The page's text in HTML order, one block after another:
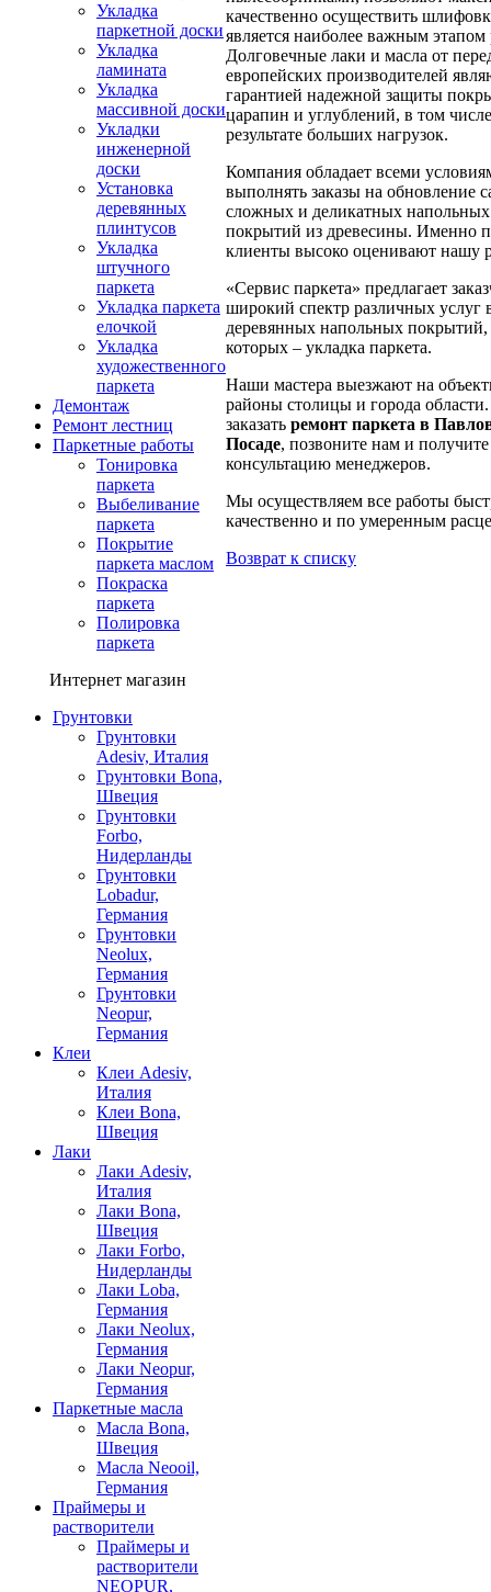
Укладка
паркетной доски
Укладка
ламината
Укладка
массивной доски
Укладки
инженерной
доски
Установка
деревянных
плинтусов
Укладка
штучного
паркета
Укладка паркета
елочкой
Укладка
художественного
паркета
Демонтаж
Ремонт лестниц
Паркетные работы
Тонировка
паркета
Выбеливание
паркета
Покрытие
паркета маслом
Покраска
паркета
Полировка
паркета
Интернет магазин
Грунтовки
Грунтовки
Adesiv, Италия
Грунтовки Bona,
Швеция
Грунтовки
Forbo,
Нидерланды
Грунтовки
Lobadur,
Германия
Грунтовки
Neolux,
Германия
Грунтовки
Neopur,
Германия
Клеи
Клеи Adesiv,
Италия
Клеи Bona,
Швеция
Лаки
Лаки Adesiv,
Италия
Лаки Bona,
Швеция
Лаки Forbo,
Нидерланды
Лаки Loba,
Германия
Лаки Neolux,
Германия
Лаки Neopur,
Германия
Паркетные масла
Масла Bona,
Швеция
Масла Neooil,
Германия
Праймеры и
растворители
Праймеры и
растворители
NEOPUR,
качественно осуществить
является наиболее важным этапом
Долговечные лаки и масла от
европейских производителей
гарантией надежной защиты
царапин и углублений, в том
результате больших нагрузок.
Компания обладает всеми
выполнять заказы на обновление
сложных и деликатных напольных
покрытий из древесины. Именно
клиенты высоко оценивают нашу
«Сервис паркета» предлагает
широкий спектр различных услуг
деревянных напольных покрытий,
которых – укладка паркета.
Наши мастера выезжают на
районы столицы и города
заказать ремонт паркета в
Посаде, позвоните нам и получите
консультацию менеджеров.
Мы осуществляем все работы
качественно и по умеренным
Возврат к списку